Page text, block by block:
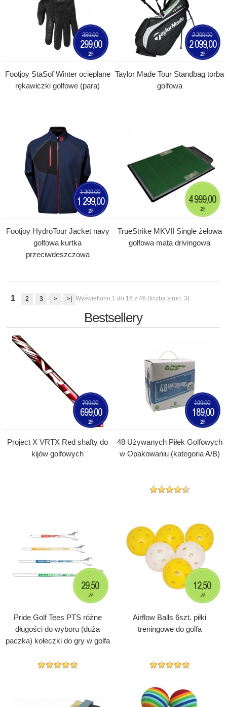
Footjoy StaSof Winter ocieplane
rękawiczki golfowe (para)
359,00
299,00
zł
Taylor Made Tour Standbag torba
golfowa
2 299,00
2 099,00
zł
Footjoy HydroTour Jacket navy
golfowa kurtka
przeciwdeszczowa
1 399,00
1 299,00
zł
TrueStrike MKVII Single żelowa
golfowa mata drivingowa
4 999,00
zł
1 2 3 > >| Wyświetlono 1 do 16 z 46 (liczba stron: 3)
Bestsellery
Project X VRTX Red shafty do
kijów golfowych
799,00
699,00
zł
48 Używanych Piłek Golfowych
w Opakowaniu (kategoria A/B)
199,00
189,00
zł
Pride Golf Tees PTS różne
długości do wyboru (duża
paczka) kołeczki do gry w golfa
29,50
zł
Airflow Balls 6szt. piłki
treningowe do golfa
12,50
zł